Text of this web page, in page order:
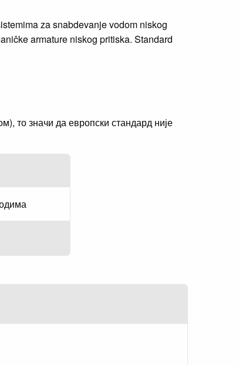
za snabdevanje vodom niskog
armature niskog pritiska. Standard
то значи да европски стандард није